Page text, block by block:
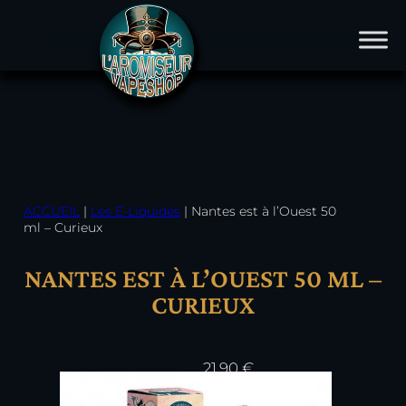
ACCUEIL | Les E-Liquides | Nantes est à l’Ouest 50
ml – Curieux
NANTES EST À L’OUEST 50 ML –
CURIEUX
21,90€
En stock